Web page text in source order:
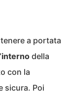
a portata
della
con la
sicura. Poi